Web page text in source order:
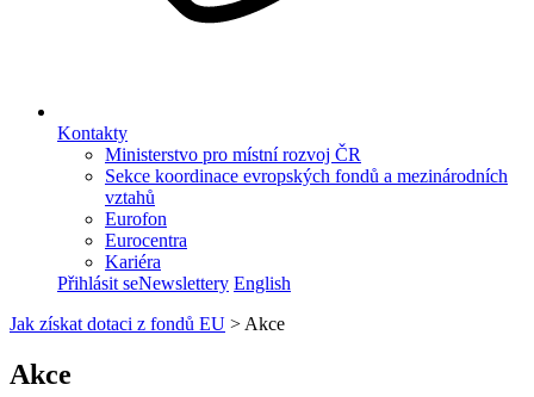
Kontakty
Ministerstvo pro místní rozvoj ČR
Sekce koordinace evropských fondů a mezinárodních
vztahů
Eurofon
Eurocentra
Kariéra
Přihlásit seNewslettery English
Jak získat dotaci z fondů EU > Akce
Akce